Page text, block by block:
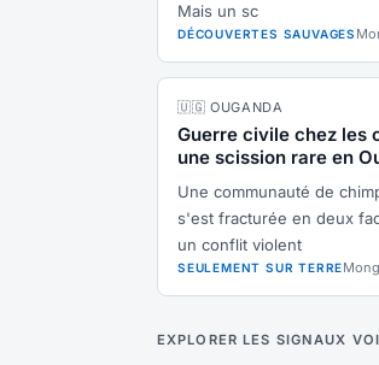
Mais un sc
DÉCOUVERTES SAUVAGES
🇺🇬 OUGANDA
Guerre civile chez les
une scission rare en
Une communauté de
s'est fracturée en deux
un conflit violent
SEULEMENT SUR TERRE
EXPLORER LES SIGNAUX